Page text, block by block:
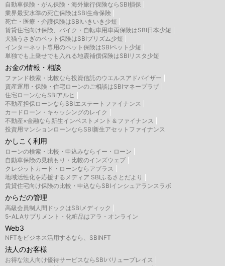
自動車保険・がん保険・海外旅行保険ならSBI損保
業界最安水準の死亡保険はSBI生命保険
死亡・医療・介護保険はSBIいきいき少短
賃貸住宅向け保険、バイク・自転車用車両保険はSBI日本少短
犬猫うさぎのペット保険はSBIプリズム少短
インターネット専用のペット保険はSBIペット少短
単独でも上乗せでも入れる地震補償保険はSBIリスタ少短
お金の情報・相談
ファンド検索・比較なら投資信託のウエルスアドバイザー
資産運用・保険・住宅ローンのご相談はSBIマネープラザ
住宅ローンならSBIアルヒ
不動産担保ローンならSBIエステートファイナンス
カードローン・キャッシングのレイク
不動産×金融なら新生インベストメント＆ファイナンス
投資用マンションローンならSBI新生アセットファイナンス
かしこく利用
ローンの検索・比較・申込みならイー・ローン
自動車保険の見積もり・比較のインズウェブ
クレジットカード・ローンならアプラス
地域活性化を応援するメディア SBIふるさとだより
賃貸住宅向け保険の比較・申込ならSBIインシュアランスラボ
からだの管理
高級会員制人間ドックはSBIメディック
5-ALAサプリメント・化粧品はアラ・オンライン
Web3
NFTをビジネス活用するなら、SBINFT
法人のお客様
お得な法人向け優待サービスならSBIバリュープレイス